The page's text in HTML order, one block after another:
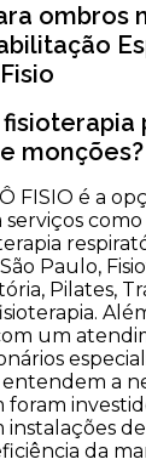
ombros
monções?
FISIO é a
como
Paulo,
Pilates,
um
a
instalações
da